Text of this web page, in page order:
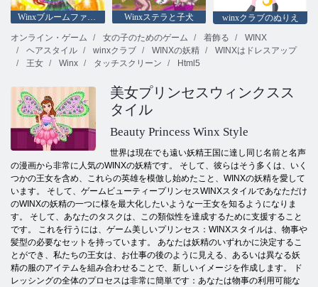
Winxブルームファッションスター Winxステラと子犬
winxクラブのぬりえ
オンライン・ゲーム
女の子のためのゲーム 着飾る
WINX
ヘアスタイル
winxクラブ WINXの妖精
WINXはドレスアップ
王女
Winx タッチスクリーン Html5
美女プリンセスウィンクスス
タイル
Beauty Princess Winx Style
世界は現在でも遠い妖精王国に達し同じ名前と名声
の漫画から非常に人気のWINXの妖精です。 そして、彼らはそう多くは、いく
つかの王女を含め、これらの英雄を模倣し始めたこと、WINXの妖精を愛して
います。 そして、ゲームビューティープリンセスWINXスタイルであなただけ
のWINXの妖精の一つに様を最大化したいような一王女を知るようになりま
す。 そして、あなたのタスクは、この類似性を達成するために支援すること
です。 これを行うには、ゲーム美しいプリンセス：WINXスタイルは、物事や
髪型の必要なセットを持っています。 あなたは妖精のいずれかに決定するこ
とができ、私たちの王女は、お仕事の後のように見える、あるいは異なる妖
精の服のアイテムを組み合わせることで、新しいイメージを作成します。 ド
レッシングの全体のプロセスは非常に簡単です：あなたは物事の利用可能な